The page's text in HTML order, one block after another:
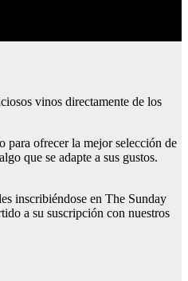
vinos directamente de los
para ofrecer la mejor selección de
que se adapte a sus gustos.
inscribiéndose en The Sunday
a su suscripción con nuestros